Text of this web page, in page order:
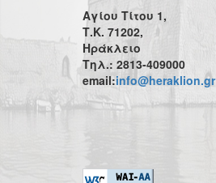
Αγίου Τίτου 1,
Τ.Κ. 71202,
Ηράκλειο
Τηλ.: 2813-409000
email:info@heraklion.gr